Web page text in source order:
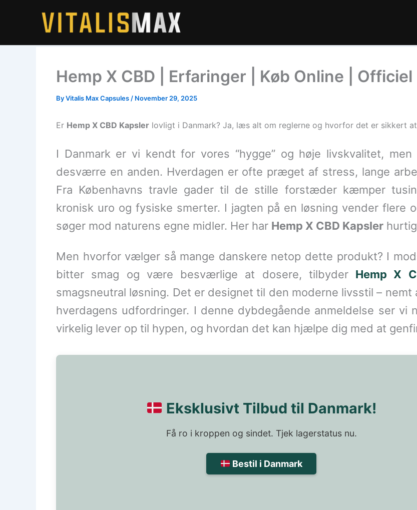
Hemp X CBD | Erfaringer | Køb Online |
ByVitalis Max Capsules / November 29, 2025
Er Hemp X CBD Kapsler lovligt i Danmark? Ja, læs alt om reglerne og hvorfor det er sikkert
I Danmark er vi kendt for vores “hygge” og høje livskvalitet,
desværre en anden. Hverdagen er ofte præget af stress, lange
Fra Københavns travle gader til de stille forstæder kæmper
kronisk uro og fysiske smerter. I jagten på en løsning vender flere
søger mod naturens egne midler. Her har Hemp X CBD Kapsler
Men hvorfor vælger så mange danskere netop dette produkt? I
bitter smag og være besværlige at dosere, tilbyder Hemp X
smagsneutral løsning. Det er designet til den moderne livsstil –
hverdagens udfordringer. I denne dybdegående anmeldelse ser vi
virkelig lever op til hypen, og hvordan det kan hjælpe dig med at
Eksklusivt Tilbud til Danmark!
Få ro i kroppen og sindet. Tjek lagerstatus nu.
Bestil i Danmark